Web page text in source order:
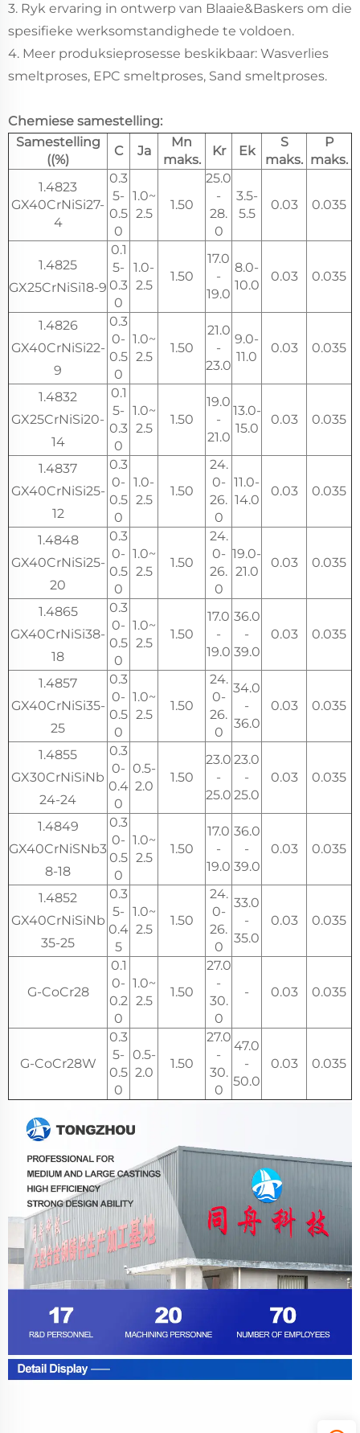
3. Ryk ervaring in ontwerp van Blaaie&Baskers om die
spesifieke werksomstandighede te voldoen.
4. Meer produksieprosesse beskikbaar: Wasverlies
smeltproses, EPC smeltproses, Sand smeltproses.
Chemiese samestelling:
Samestelling
((%)
C Ja
Mn
maks.
Kr Ek
S
maks.
P
maks.
1.4823
GX40CrNiSi27-
4
0.3
5-
0.5
0
1.0~
2.5
1.50
25.0
-
28.
0
3.5-
5.5
0.03 0.035
1.4825
GX25CrNiSi18-9
0.1
5-
0.3
0
1.0-
2.5
1.50
17.0
-
19.0
8.0-
10.0
0.03 0.035
1.4826
GX40CrNiSi22-
9
0.3
0-
0.5
0
1.0~
2.5
1.50
21.0
-
23.0
9.0-
11.0
0.03 0.035
1.4832
GX25CrNiSi20-
14
0.1
5-
0.3
0
1.0~
2.5
1.50
19.0
-
21.0
13.0-
15.0
0.03 0.035
1.4837
GX40CrNiSi25-
12
0.3
0-
0.5
0
1.0-
2.5
1.50
24.
0-
26.
0
11.0-
14.0
0.03 0.035
1.4848
GX40CrNiSi25-
20
0.3
0-
0.5
0
1.0~
2.5
1.50
24.
0-
26.
0
19.0-
21.0
0.03 0.035
1.4865
GX40CrNiSi38-
18
0.3
0-
0.5
0
1.0~
2.5
1.50
17.0
-
19.0
36.0
-
39.0
0.03 0.035
1.4857
GX40CrNiSi35-
25
0.3
0-
0.5
0
1.0~
2.5
1.50
24.
0-
26.
0
34.0
-
36.0
0.03 0.035
1.4855
GX30CrNiSiNb
24-24
0.3
0-
0.4
0
0.5-
2.0
1.50
23.0
-
25.0
23.0
-
25.0
0.03 0.035
1.4849
GX40CrNiSNb3
8-18
0.3
0-
0.5
0
1.0~
2.5
1.50
17.0
-
19.0
36.0
-
39.0
0.03 0.035
1.4852
GX40CrNiSiNb
35-25
0.3
5-
0.4
5
1.0~
2.5
1.50
24.
0-
26.
0
33.0
-
35.0
0.03 0.035
G-CoCr28
0.1
0-
0.2
0
1.0~
2.5
1.50
27.0
-
30.
0
- 0.03 0.035
G-CoCr28W
0.3
5-
0.5
0
0.5-
2.0
1.50
27.0
-
30.
0
47.0
-
50.0
0.03 0.035